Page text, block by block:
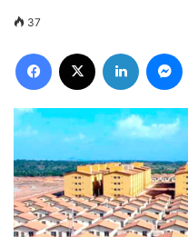
37
Facebook Linkedin